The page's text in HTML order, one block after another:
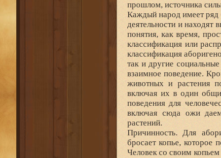
прошлом, источника
Каждый народ имеет ряд
деятельности и
понятия, как время,
классификация или
классификация
так и другие
взаимное поведение.
животных и растения
включая их в один
поведения для
включая сюда ожи
растений.
Причинность. Для
бросает копье, которое
Человек со своим